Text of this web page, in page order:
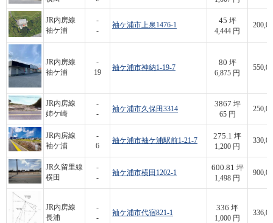
JR内房線
袖ケ浦
-
-
袖ケ浦市上泉1476-1
45 坪
4,444 円
JR内房線
袖ケ浦
-
19
袖ケ浦市神納1-19-7
80 坪
6,875 円
JR内房線
姉ケ崎
-
-
袖ケ浦市久保田3314
3867 坪
65 円
JR内房線
袖ケ浦
-
6
袖ケ浦市袖ケ浦駅前1-21-7
275.1 坪
1,200 円
JR久留里線
横田
-
-
袖ケ浦市横田1202-1
600.81 坪
1,498 円
JR内房線
長浦
-
-
袖ケ浦市代宿821-1
336 坪
1,000 円